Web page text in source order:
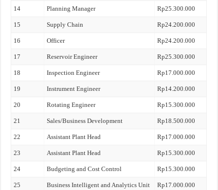
14 Planning Manager Rp25.300.000
15 Supply Chain Rp24.200.000
16 Officer Rp24.200.000
17 Reservoir Engineer Rp25.300.000
18 Inspection Engineer Rp17.000.000
19 Instrument Engineer Rp14.200.000
20 Rotating Engineer Rp15.300.000
21 Sales/Business Development Rp18.500.000
22 Assistant Plant Head Rp17.000.000
23 Assistant Plant Head Rp15.300.000
24 Budgeting and Cost Control Rp15.300.000
25 Business Intelligent and Analytics Unit Rp17.000.000